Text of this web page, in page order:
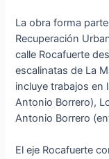
La obra forma
Recuperación
calle Rocafuerte
escalinatas de La
incluye trabajos en
Antonio Borrero),
Antonio Borrero
El eje Rocafuerte